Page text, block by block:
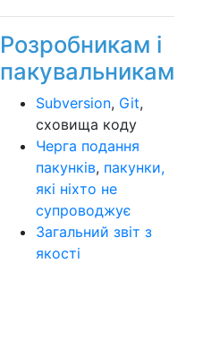
Розробникам і
пакувальникам
Subversion, Git,
сховища коду
Черга подання
пакунків, пакунки,
які ніхто не
супроводжує
Загальний звіт з
якості